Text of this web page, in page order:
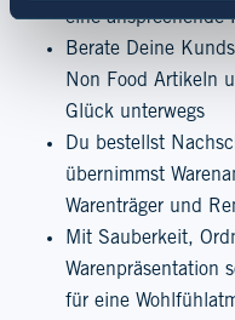
eine ansprechende
Berate Deine
Non Food Artikeln
Glück unterwegs
Du bestellst
übernimmst
Warenträger und
Mit Sauberkeit,
Warenpräsentation
für eine